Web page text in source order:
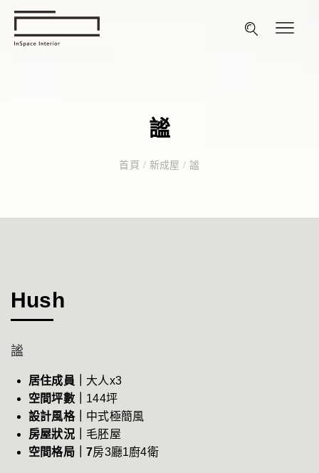
謐
首頁 / 新成屋/ 謐
Hush
謐
居住成員｜ 大人x3
空間坪數｜ 144坪
設計風格｜ 中式極簡風
房屋狀況｜ 毛胚屋
空間格局｜7房3廳1廚4衛